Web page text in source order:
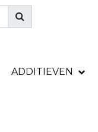
ADDITIEVEN